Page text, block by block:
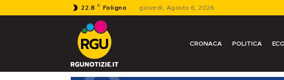
22.8 C Foligno giovedì, Agosto 6, 2026
CRONACA POLITICA